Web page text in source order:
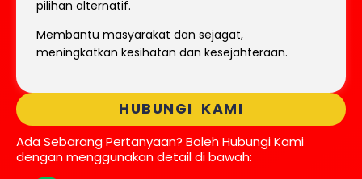
pilihan alternatif.
Membantu masyarakat dan sejagat,
meningkatkan kesihatan dan kesejahteraan.
HUBUNGI KAMI
Ada Sebarang Pertanyaan? Boleh Hubungi Kami
dengan menggunakan detail di bawah: